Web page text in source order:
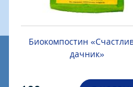
Биокомпостин
дачник»